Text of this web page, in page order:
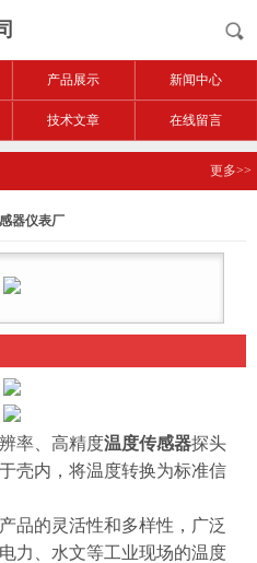
产品展示 新闻中心
技术文章 在线留言
更多>>
器仪表厂
率、高精度温度传感器探头
壳内，将温度转换为标准信
品的灵活性和多样性，广泛
力、水文等工业现场的温度